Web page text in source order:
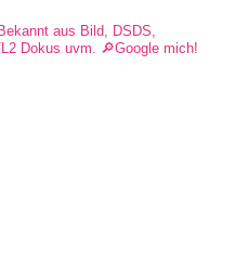
aus Bild, DSDS,
Dokus uvm.
🔎Google mich!